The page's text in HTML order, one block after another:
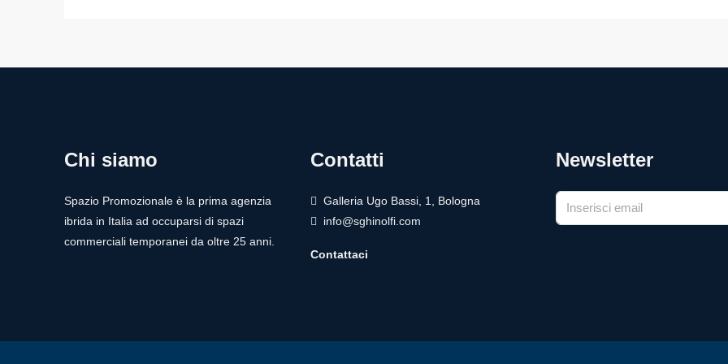
Chi siamo
Spazio Promozionale è la prima agenzia
ibrida in Italia ad occuparsi di spazi
commerciali temporanei da oltre 25 anni.
Contatti
Galleria Ugo Bassi, 1, Bologna
info@sghinolfi.com
Contattaci
Newsletter